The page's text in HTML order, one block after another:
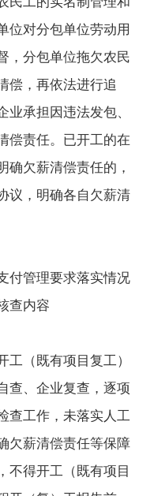
位对分包单位劳动用
，分包单位拖欠农民
偿，再依法进行追
承担因违法发包、
偿责任。已开工的在
确欠薪清偿责任的，
议，明确各自欠薪清
管理要求落实情况
查内容
（既有项目复工）
查、企业复查，逐项
查工作，未落实人工
欠薪清偿责任等保障
不得开工（既有项目